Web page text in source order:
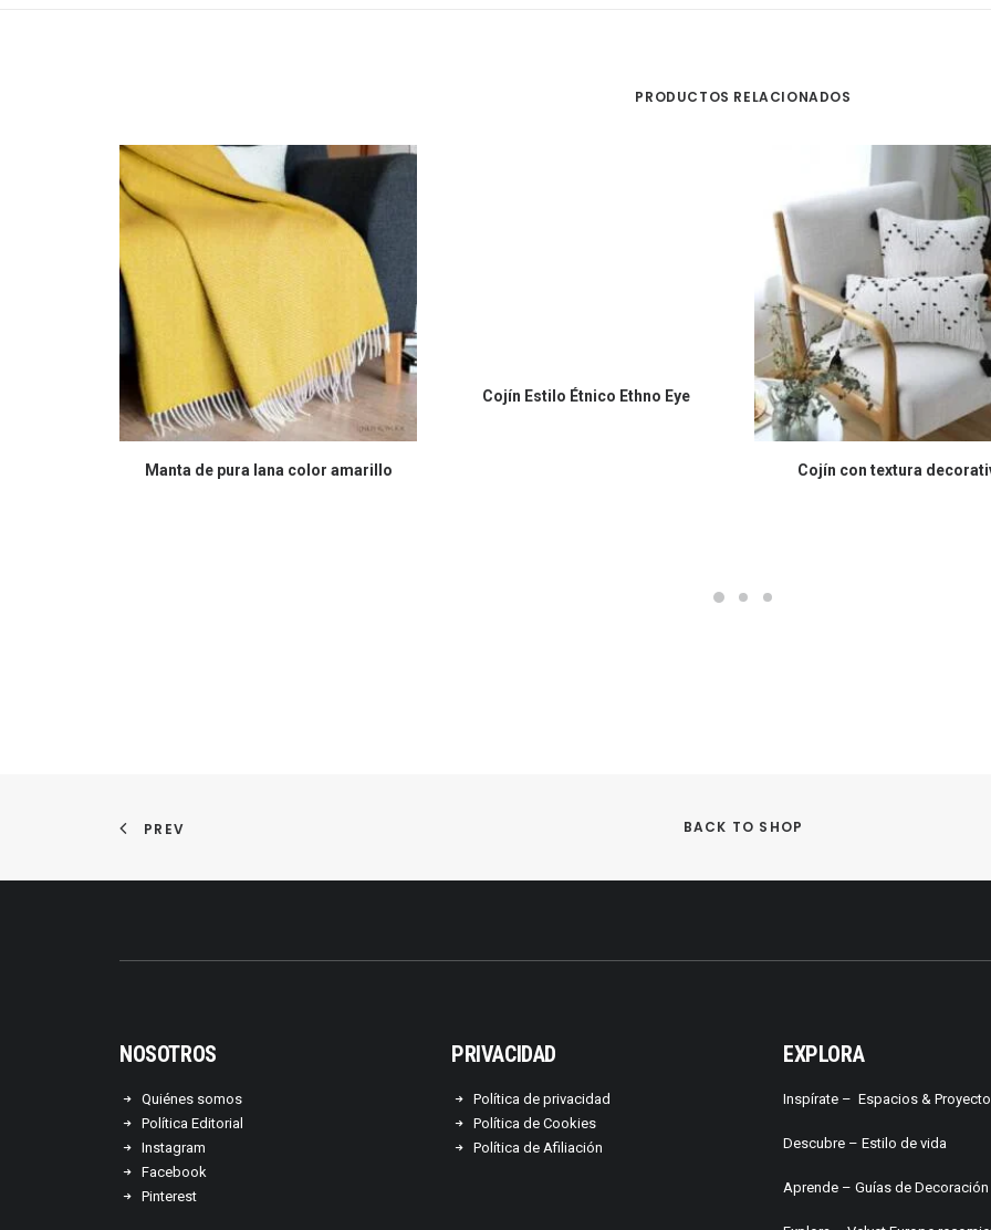
PRODUCTOS RELACIONADOS
COMPRAR EN AMAZON
Manta de pura lana color amarillo
COMPRAR EN AMAZON
Cojín Estilo Étnico Ethno Eye
COMPRAR EN AMAZON
Cojín con textura
PREV BACK TO SHOP
NOSOTROS
Quiénes somos
Política Editorial
Instagram
Facebook
Pinterest
PRIVACIDAD
Política de privacidad
Política de Cookies
Política de Afiliación
EXPLORA
Inspírate – Espacios &
Descubre – Estilo de vida
Aprende – Guías de Decoración